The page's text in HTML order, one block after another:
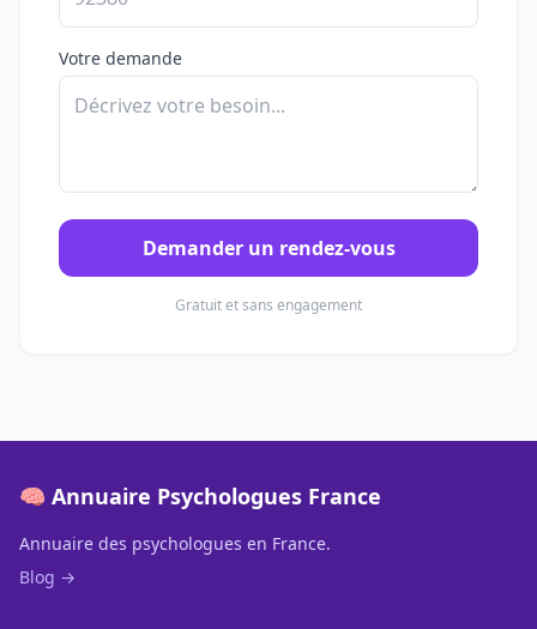
Votre demande
Demander un rendez-vous
Gratuit et sans engagement
🧠 Annuaire Psychologues France
Annuaire des psychologues en France.
Blog →